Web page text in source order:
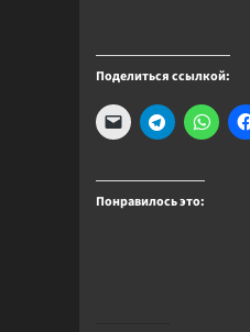
Поделиться ссылкой:
Понравилось это: